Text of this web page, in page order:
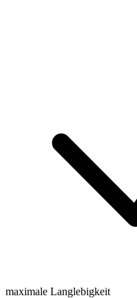
maximale Langlebigkeit